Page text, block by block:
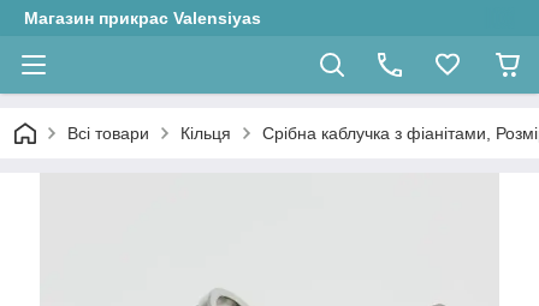
Магазин прикрас Valensiyas
Всі товари Кільця Срібна каблучка з фіанітами,